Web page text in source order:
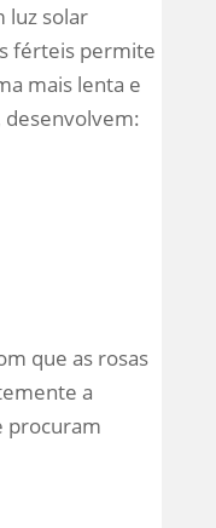
luz solar
férteis permite
mais lenta e
desenvolvem:
que as rosas
a
procuram